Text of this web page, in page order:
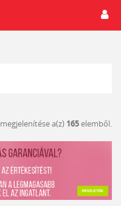
megjelenítése a(z) 165elemből.